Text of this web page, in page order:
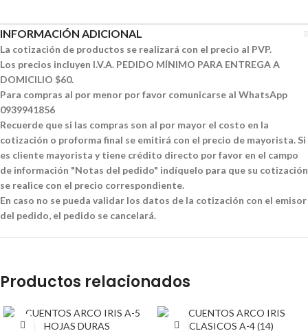
INFORMACIÓN ADICIONAL
La cotización de productos se realizará con el precio al PVP.
Los precios incluyen I.V.A. PEDIDO MÍNIMO PARA ENTREGA A
DOMICILIO $60.
Para compras al por menor por favor comunicarse al WhatsApp
0939941856
Recuerde que si las compras son al por mayor el costo en la
cotización o proforma final se emitirá con el precio de mayorista. Si
es cliente mayorista y tiene crédito directo por favor en el campo
de información "Notas del pedido" indíquelo para que su cotización
se realice con el precio correspondiente.
En caso no se pueda validar los datos de la cotización con el emisor
del pedido, el pedido se cancelará.
Productos relacionados